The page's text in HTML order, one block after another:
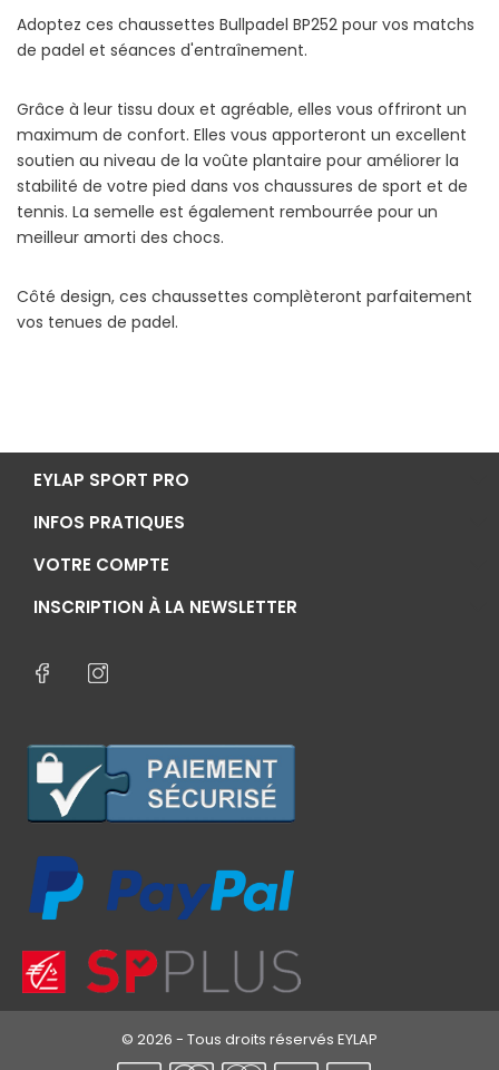
Adoptez ces chaussettes Bullpadel BP252 pour vos matchs
de padel et séances d'entraînement.
Grâce à leur tissu doux et agréable, elles vous offriront un
maximum de confort. Elles vous apporteront un excellent
soutien au niveau de la voûte plantaire pour améliorer la
stabilité de votre pied dans vos chaussures de sport et de
tennis. La semelle est également rembourrée pour un
meilleur amorti des chocs.
Côté design, ces chaussettes complèteront parfaitement
vos tenues de padel.
EYLAP SPORT PRO
INFOS PRATIQUES
VOTRE COMPTE
INSCRIPTION À LA NEWSLETTER
© 2026 - Tous droits réservés EYLAP